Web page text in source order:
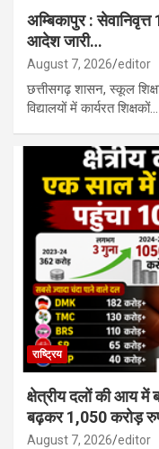
अम्बिकापुर :
आदेश जारी…
August 7, 2026 editor
छत्तीसगढ़ शासन, स्कूल
विद्यालयों में कार्यरत शिक्षकों…
राष्ट्रिय
क्षेत्रीय दलों की आय में
बढ़कर 1,050 करोड़
August 7, 2026 editor